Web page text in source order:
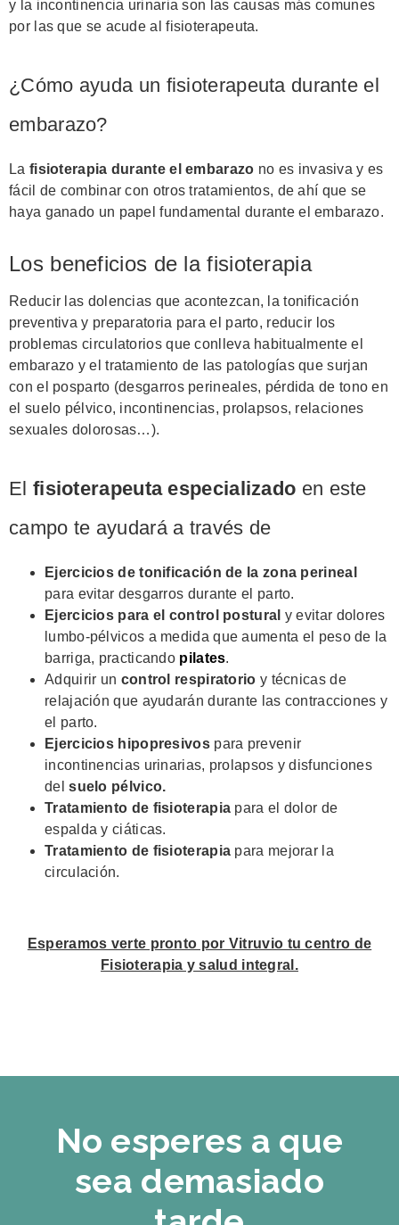
y la incontinencia urinaria son las causas más comunes
por las que se acude al fisioterapeuta.
¿Cómo ayuda un fisioterapeuta durante el
embarazo?
La fisioterapia durante el embarazo no es invasiva y es
fácil de combinar con otros tratamientos, de ahí que se
haya ganado un papel fundamental durante el embarazo.
Los beneficios de la fisioterapia
Reducir las dolencias que acontezcan, la tonificación
preventiva y preparatoria para el parto, reducir los
problemas circulatorios que conlleva habitualmente el
embarazo y el tratamiento de las patologías que surjan
con el posparto (desgarros perineales, pérdida de tono en
el suelo pélvico, incontinencias, prolapsos, relaciones
sexuales dolorosas…).
El fisioterapeuta especializado en este
campo te ayudará a través de
Ejercicios de tonificación de la zona perineal
para evitar desgarros durante el parto.
Ejercicios para el control postural y evitar dolores
lumbo-pélvicos a medida que aumenta el peso de la
barriga, practicando pilates.
Adquirir un control respiratorio y técnicas de
relajación que ayudarán durante las contracciones y
el parto.
Ejercicios hipopresivospara prevenir
incontinencias urinarias, prolapsos y disfunciones
delsuelo pélvico.
Tratamiento de fisioterapia para el dolor de
espalda y ciáticas.
Tratamiento de fisioterapia para mejorar la
circulación.
Esperamos verte pronto por Vitruvio tu centro de
Fisioterapia y salud integral.
No esperes a que
sea demasiado